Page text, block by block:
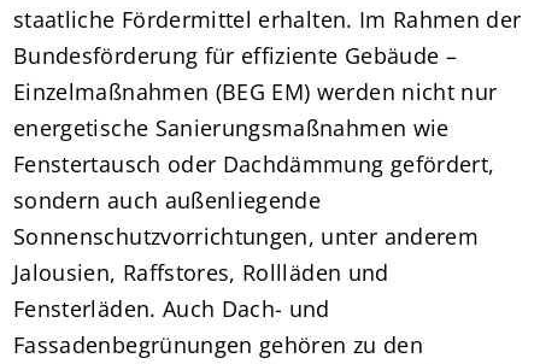
staatliche Fördermittel erhalten. Im Rahmen der
Bundesförderung für effiziente Gebäude –
Einzelmaßnahmen (BEG EM) werden nicht nur
energetische Sanierungsmaßnahmen wie
Fenstertausch oder Dachdämmung gefördert,
sondern auch außenliegende
Sonnenschutzvorrichtungen, unter anderem
Jalousien, Raffstores, Rollläden und
Fensterläden. Auch Dach- und
Fassadenbegrünungen gehören zu den